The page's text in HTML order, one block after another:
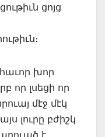
ցոյց
խոր
որ լսեցի որ
մէջ մէկ
լուրը բժիշկ
է,